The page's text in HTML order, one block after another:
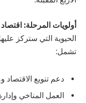
أولويات المرحلة:
الحيوية التي ستركز
تشمل:
دعم تنويع الاقتصاد
العمل المناخي